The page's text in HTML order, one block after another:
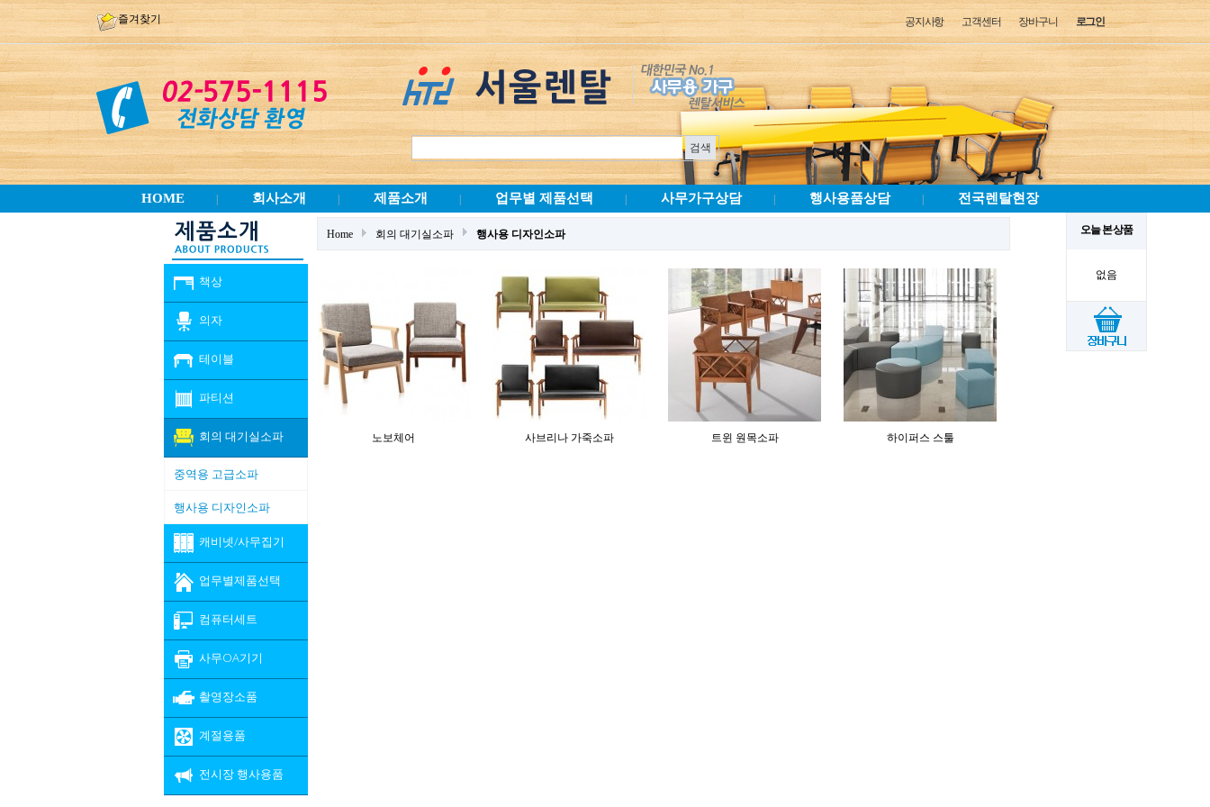
즐겨찾기 로그인
장바구니
고객센터
공지사항
HOME 회사소개 제품소개 업무별 제품선택 사무가구상담 행사용품상담 전국렌탈현장
오늘 본 상품
없음
책상
의자
테이블
파티션
회의 대기실소파
중역용 고급소파
행사용 디자인소파
캐비넷/사무집기
업무별제품선택
컴퓨터세트
사무OA기기
촬영장소품
계절용품
전시장 행사용품
Home 회의 대기실소파 행사용 디자인소파
노보체어 사브리나 가죽소파 트윈 원목소파 하이퍼스 스툴